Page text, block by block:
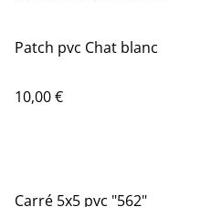
Patch pvc Chat blanc
10,00 €
%
Carré 5x5 pvc "562"